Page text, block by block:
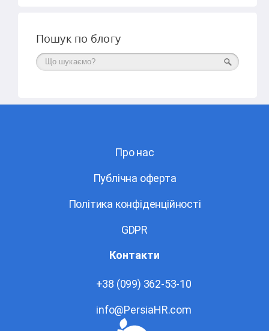
Пошук по блогу
Поиск
Про нас
Публічна оферта
Політика конфіденційності
GDPR
Контакти
+38 (099) 362-53-10
info@PersiaHR.com